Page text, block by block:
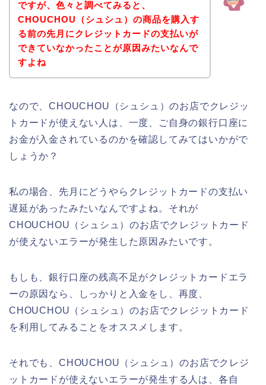
ですが、色々と調べてみると、
CHOUCHOU（シュシュ）の商品を購入す
る前の先月にクレジットカードの支払いが
できていなかったことが原因みたいなんで
すよね
なので、CHOUCHOU（シュシュ）のお店でクレジッ
トカードが使えない人は、一度、ご自身の銀行口座に
お金が入金されているのかを確認してみてはいかがで
しょうか？
私の場合、先月にどうやらクレジットカードの支払い
遅延があったみたいなんですよね。それが
CHOUCHOU（シュシュ）のお店でクレジットカード
が使えないエラーが発生した原因みたいです。
もしも、銀行口座の残高不足がクレジットカードエラ
ーの原因なら、しっかりと入金をし、再度、
CHOUCHOU（シュシュ）のお店でクレジットカード
を利用してみることをオススメします。
それでも、CHOUCHOU（シュシュ）のお店でクレジ
ットカードが使えないエラーが発生する人は、各自